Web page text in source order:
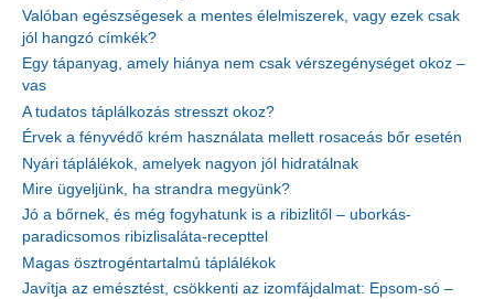
Valóban egészségesek a mentes élelmiszerek, vagy ezek csak
jól hangzó címkék?
Egy tápanyag, amely hiánya nem csak vérszegénységet okoz –
vas
A tudatos táplálkozás stresszt okoz?
Érvek a fényvédő krém használata mellett rosaceás bőr esetén
Nyári táplálékok, amelyek nagyon jól hidratálnak
Mire ügyeljünk, ha strandra megyünk?
Jó a bőrnek, és még fogyhatunk is a ribizlitől – uborkás-
paradicsomos ribizlisaláta-recepttel
Magas ösztrogéntartalmú táplálékok
Javítja az emésztést, csökkenti az izomfájdalmat: Epsom-só –